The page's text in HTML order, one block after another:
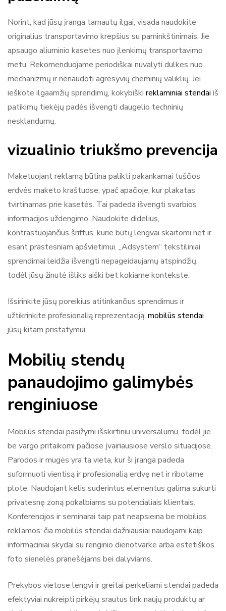
Norint, kad jūsų įranga tarnautų ilgai, visada naudokite
originalius transportavimo krepšius su paminkštinimais. Jie
apsaugo aliuminio kasetes nuo įlenkimų transportavimo
metu. Rekomenduojame periodiškai nuvalyti dulkes nuo
mechanizmų ir nenaudoti agresyvių cheminių valiklių. Jei
ieškote ilgaamžių sprendimų, kokybiški reklaminiai stendai iš
patikimų tiekėjų padės išvengti daugelio techninių
nesklandumų.
vizualinio triukšmo prevencija
Maketuojant reklamą būtina palikti pakankamai tuščios
erdvės maketo kraštuose, ypač apačioje, kur plakatas
tvirtinamas prie kasetės. Tai padeda išvengti svarbios
informacijos uždengimo. Naudokite didelius,
kontrastuojančius šriftus, kurie būtų lengvai skaitomi net ir
esant prastesniam apšvietimui. „Adsystem“ tekstiliniai
sprendimai leidžia išvengti nepageidaujamų atspindžių,
todėl jūsų žinutė išliks aiški bet kokiame kontekste.
Išsirinkite jūsų poreikius atitinkančius sprendimus ir
užtikrinkite profesionalią reprezentaciją: mobilūs stendai
jūsų kitam pristatymui.
Mobilių stendų
panaudojimo galimybės
renginiuose
Mobilūs stendai pasižymi išskirtiniu universalumu, todėl jie
be vargo pritaikomi pačiose įvairiausiose verslo situacijose.
Parodos ir mugės yra ta vieta, kur ši įranga padeda
suformuoti vientisą ir profesionalią erdvę net ir ribotame
plote. Naudojant kelis suderintus elementus galima sukurti
privatesnę zoną pokalbiams su potencialiais klientais.
Konferencijos ir seminarai taip pat neapsieina be mobilios
reklamos: čia mobilūs stendai dažniausiai naudojami kaip
informaciniai skydai su renginio dienotvarke arba estetiškos
foto sienelės pranešėjams bei dalyviams.
Prekybos vietose lengvi ir greitai perkeliami stendai padeda
efektyviai nukreipti pirkėjų srautus link naujų produktų ar